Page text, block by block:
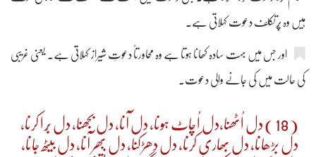
ہیں وہ پُرتکلف دعوت کہلاتی ہے۔
اور جس میں بہت سادہ کھانا ہوتا ہے وہ محاورتاً دعوتِ شیراز کہلاتی ہے۔ یعنی غریبی
کی حالت میں کی جانے والی دعوت۔
( 18 ) دل اُٹھنا،دل اُچاٹ ہونا، دل آنا، دل بجھنا، دل بُرا کرنا،
دل بڑھانا، دل بھاری کرنا، دل دھڑکنا، دل بھر آنا، دل بیٹھ جانا،